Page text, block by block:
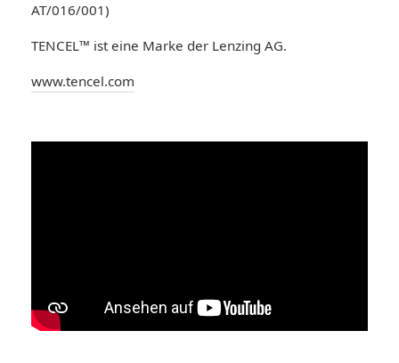
AT/016/001)
TENCEL™ ist eine Marke der Lenzing AG.
www.tencel.com